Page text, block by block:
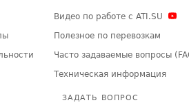
Видео по работе с ATI.SU
Полезное по перевозкам
Часто задаваемые вопросы
Техническая информация
ЗАДАТЬ ВОПРОС